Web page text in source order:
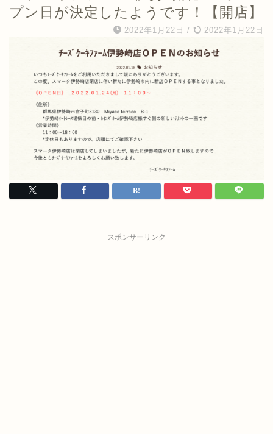
プン日が決定したようです！【開店】
2022年1月22日 / 2022年1月22日
スポンサーリンク